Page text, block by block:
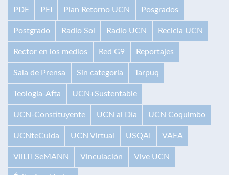
PDE PEI Plan Retorno UCN Posgrados
Postgrado Radio Sol Radio UCN Recicla UCN
Rector en los medios Red G9 Reportajes
Sala de Prensa Sin categoría Tarpuq
Teología-Afta UCN+Sustentable
UCN-Constituyente UCN al Día UCN Coquimbo
UCNteCuida UCN Virtual USQAI VAEA
VilLTI SeMANN Vinculación Vive UCN